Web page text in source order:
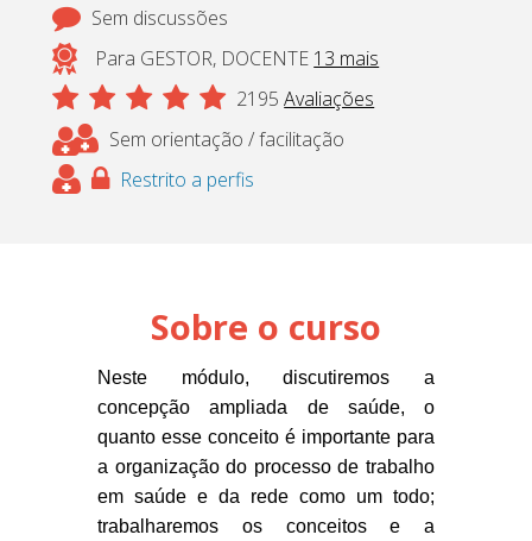
Sem discussões
Para GESTOR, DOCENTE 13 mais
2195 Avaliações
Sem orientação / facilitação
Restrito a perfis
Sobre o curso
Neste módulo, discutiremos a
concepção ampliada de saúde, o
quanto esse conceito é importante para
a organização do processo de trabalho
em saúde e da rede como um todo;
trabalharemos os conceitos e a